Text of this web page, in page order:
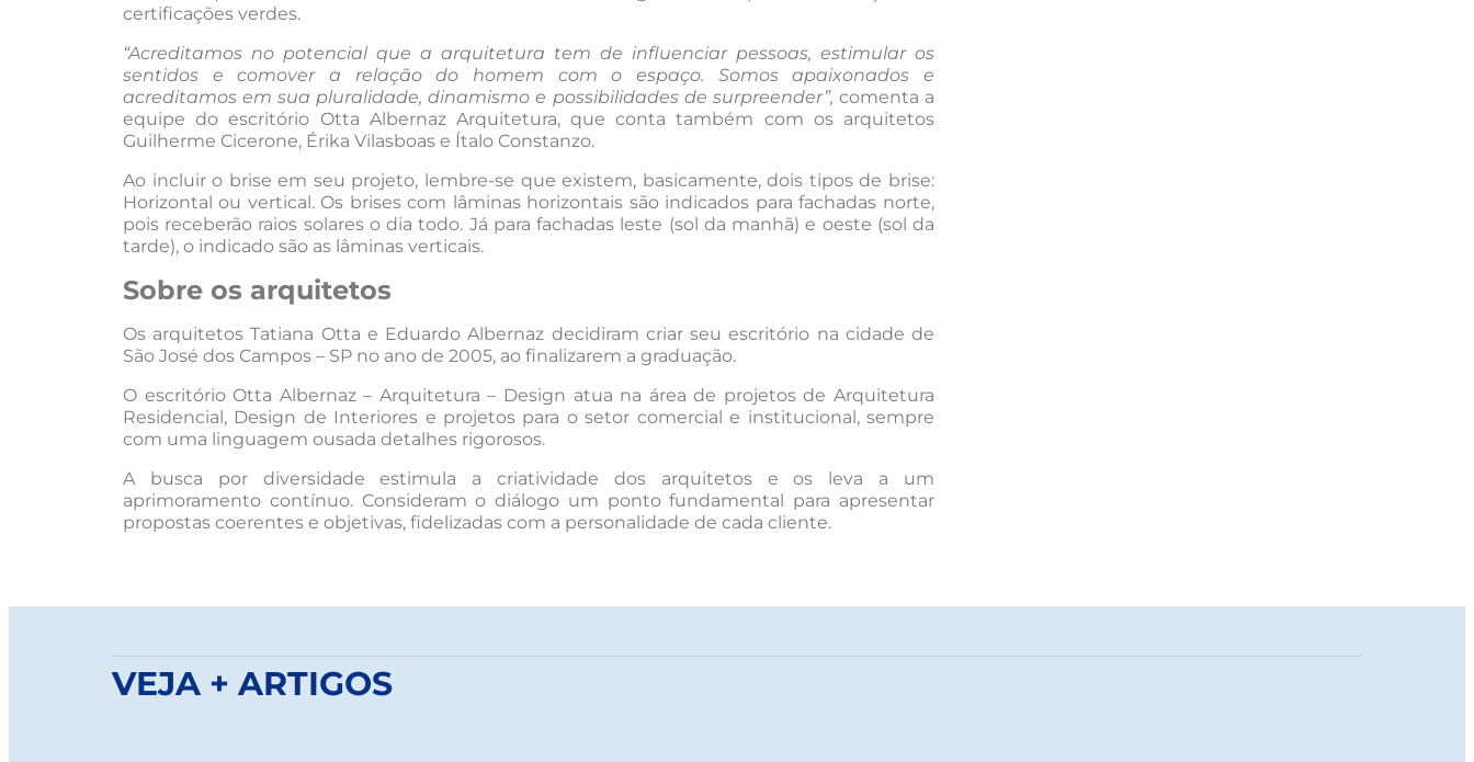
certificações verdes.
“Acreditamos no potencial que a arquitetura tem de influenciar pessoas, estimular os
sentidos e comover a relação do homem com o espaço. Somos apaixonados e
acreditamos em sua pluralidade, dinamismo e possibilidades de surpreender”, comenta a
equipe do escritório Otta Albernaz Arquitetura, que conta também com os arquitetos
Guilherme Cicerone, Érika Vilasboas e Ítalo Constanzo.
Ao incluir o brise em seu projeto, lembre-se que existem, basicamente, dois tipos de brise:
Horizontal ou vertical. Os brises com lâminas horizontais são indicados para fachadas norte,
pois receberão raios solares o dia todo. Já para fachadas leste (sol da manhã) e oeste (sol da
tarde), o indicado são as lâminas verticais.
Sobre os arquitetos
Os arquitetos Tatiana Otta e Eduardo Albernaz decidiram criar seu escritório na cidade de
São José dos Campos – SP no ano de 2005, ao finalizarem a graduação.
O escritório Otta Albernaz – Arquitetura – Design atua na área de projetos de Arquitetura
Residencial, Design de Interiores e projetos para o setor comercial e institucional, sempre
com uma linguagem ousada detalhes rigorosos.
A busca por diversidade estimula a criatividade dos arquitetos e os leva a um
aprimoramento contínuo. Consideram o diálogo um ponto fundamental para apresentar
propostas coerentes e objetivas, fidelizadas com a personalidade de cada cliente.
VEJA + ARTIGOS